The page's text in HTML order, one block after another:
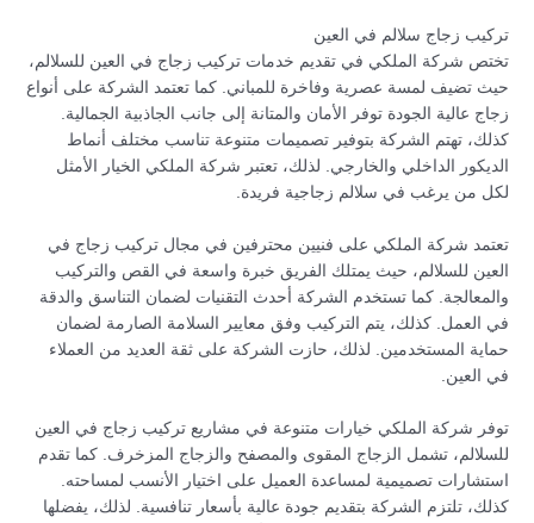
تركيب زجاج سلالم في العين
تختص شركة الملكي في تقديم خدمات تركيب زجاج في العين للسلالم،
حيث تضيف لمسة عصرية وفاخرة للمباني. كما تعتمد الشركة على أنواع
زجاج عالية الجودة توفر الأمان والمتانة إلى جانب الجاذبية الجمالية.
كذلك، تهتم الشركة بتوفير تصميمات متنوعة تناسب مختلف أنماط
الديكور الداخلي والخارجي. لذلك، تعتبر شركة الملكي الخيار الأمثل
لكل من يرغب في سلالم زجاجية فريدة.
تعتمد شركة الملكي على فنيين محترفين في مجال تركيب زجاج في
العين للسلالم، حيث يمتلك الفريق خبرة واسعة في القص والتركيب
والمعالجة. كما تستخدم الشركة أحدث التقنيات لضمان التناسق والدقة
في العمل. كذلك، يتم التركيب وفق معايير السلامة الصارمة لضمان
حماية المستخدمين. لذلك، حازت الشركة على ثقة العديد من العملاء
في العين.
توفر شركة الملكي خيارات متنوعة في مشاريع تركيب زجاج في العين
للسلالم، تشمل الزجاج المقوى والمصفح والزجاج المزخرف. كما تقدم
استشارات تصميمية لمساعدة العميل على اختيار الأنسب لمساحته.
كذلك، تلتزم الشركة بتقديم جودة عالية بأسعار تنافسية. لذلك، يفضلها